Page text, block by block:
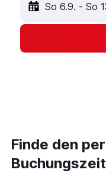
So 6.9. - So
Finde den